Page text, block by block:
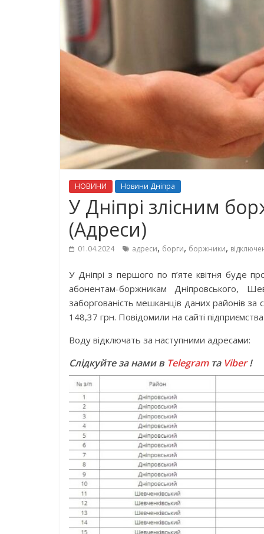
НОВИНИ Новини Дніпра
У Дніпрі злісним
(Адреси)
01.04.2024 адреси, борги, боржники,
У Дніпрі з першого по п’яте квітня буде
абонентам-боржникам Дніпровського,
заборгованість мешканців даних районів
148,37 грн. Повідомили на сайті підприємства.
Воду відключать за наступними адресами:
Слідкуйте за нами в Telegramта Viber!